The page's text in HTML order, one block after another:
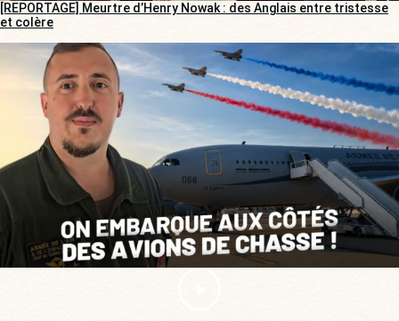
[REPORTAGE] Meurtre d’Henry Nowak : des Anglais entre tristesse
et colère